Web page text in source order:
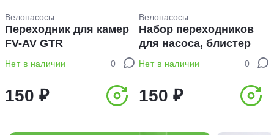
Велонасосы
Переходник для камер
FV-AV GTR
Нет в наличии 0
150 ₽
Велонасосы
Набор переходников
для насоса, блистер
Нет в наличии 0
150 ₽